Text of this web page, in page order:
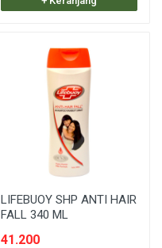
LIFEBUOY SHP ANTI HAIR
FALL 340 ML
41.200